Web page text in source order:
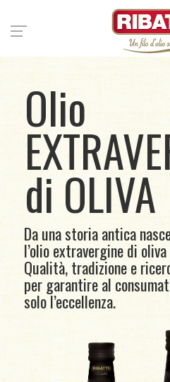
Olio
di OLIVA
Da una storia antica
l’olio extravergine di
Qualità, tradizione e
per garantire al
solo l’eccellenza.